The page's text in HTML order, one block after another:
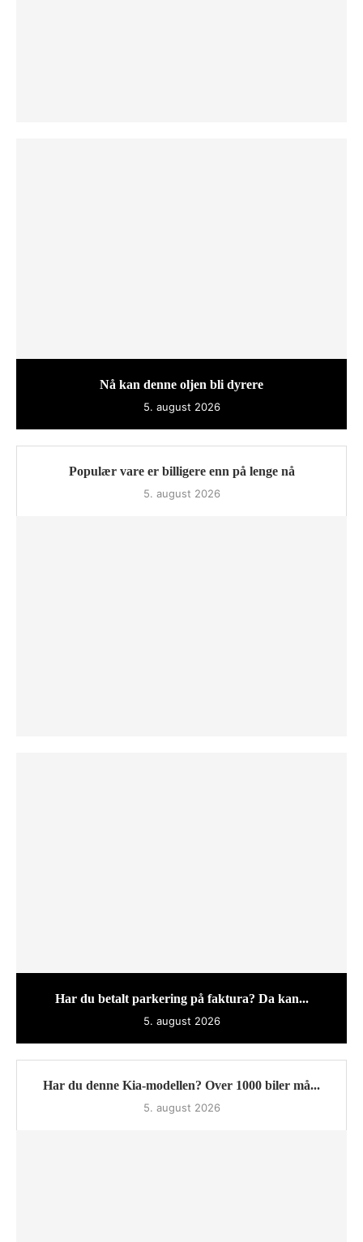
Nå kan denne oljen bli dyrere
5. august 2026
Populær vare er billigere enn på lenge nå
5. august 2026
Har du betalt parkering på faktura? Da kan...
5. august 2026
Har du denne Kia-modellen? Over 1000 biler må...
5. august 2026